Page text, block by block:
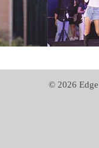
© 2026